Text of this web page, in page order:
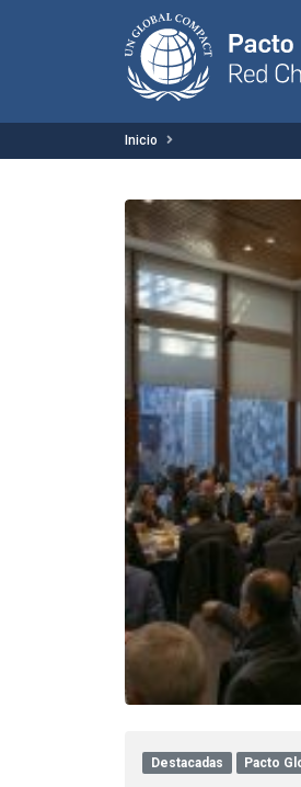
Inicio
Destacadas Pacto